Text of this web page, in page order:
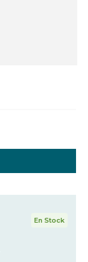
En Stock